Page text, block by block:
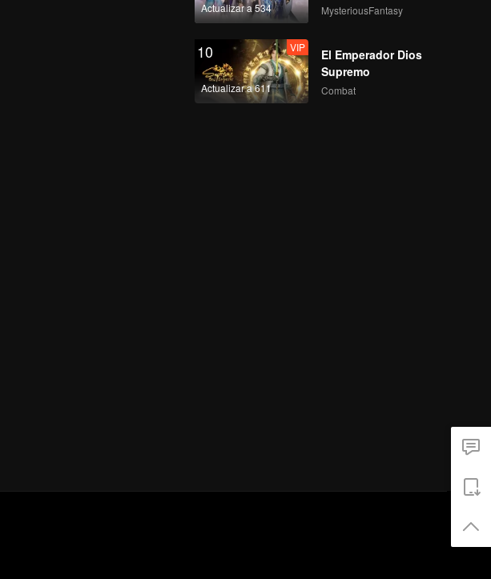
Actualizar a 534 MysteriousFantasy
10
Actualizar a 611
VIP
El Emperador Dios
Supremo
Combat